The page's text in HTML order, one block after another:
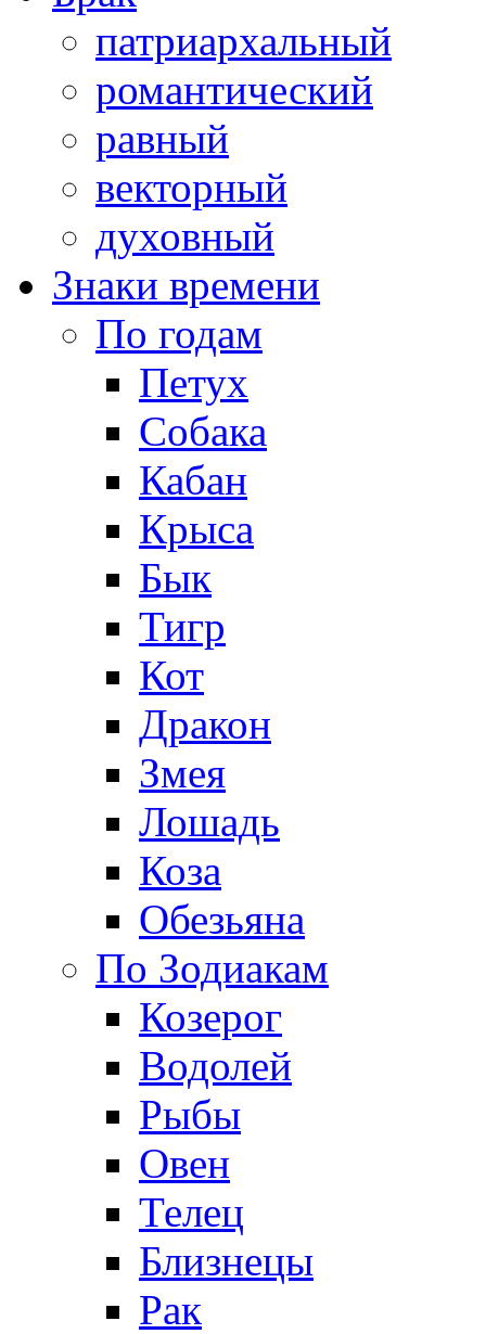
патриархальный
романтический
равный
векторный
духовный
Знаки времени
По годам
Петух
Собака
Кабан
Крыса
Бык
Тигр
Кот
Дракон
Змея
Лошадь
Коза
Обезьяна
По Зодиакам
Козерог
Водолей
Рыбы
Овен
Телец
Близнецы
Рак